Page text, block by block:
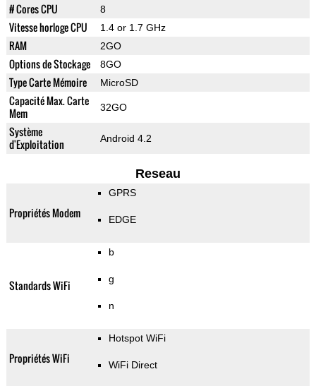
# Cores CPU 8
Vitesse horloge CPU 1.4 or 1.7 GHz
RAM 2GO
Options de Stockage 8GO
Type Carte Mémoire MicroSD
Capacité Max. Carte
Mem
32GO
Système
d'Exploitation
Android 4.2
Reseau
Propriétés Modem
GPRS
EDGE
Standards WiFi
b
g
n
Propriétés WiFi
Hotspot WiFi
WiFi Direct